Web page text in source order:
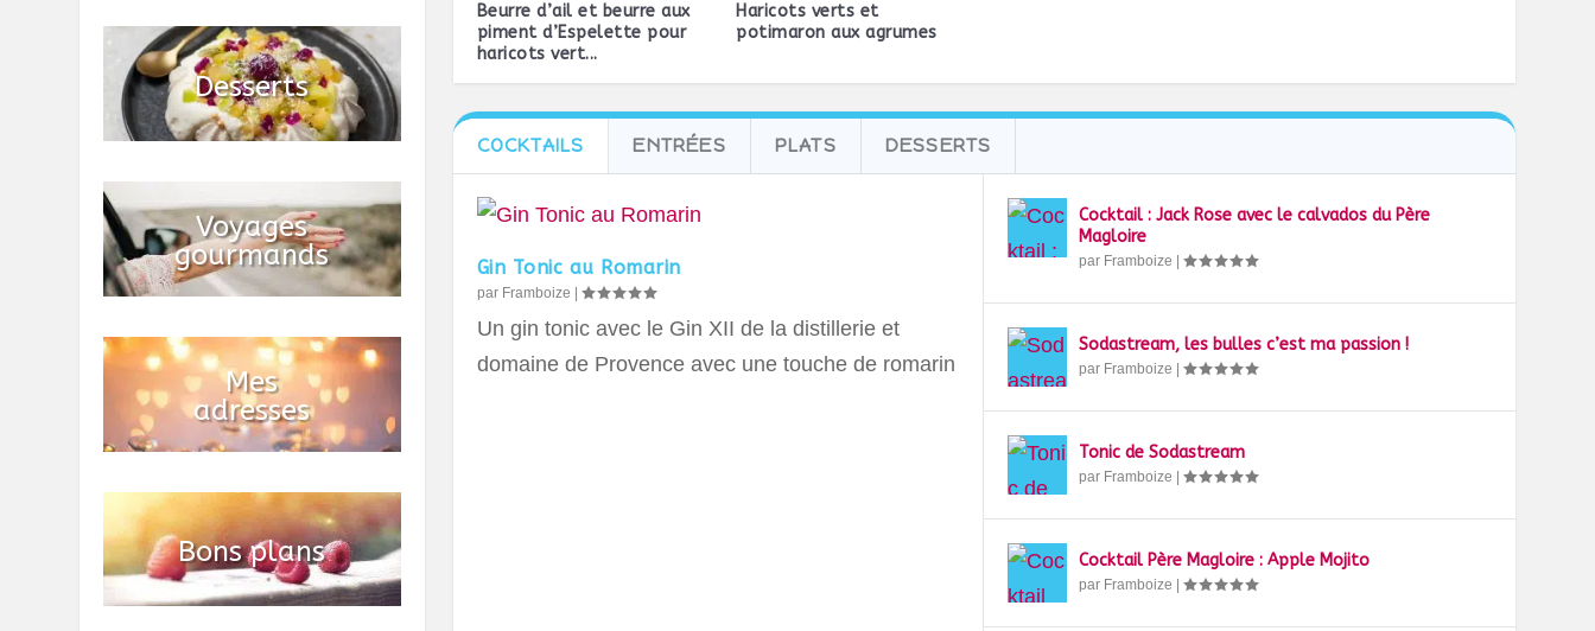
Beurre d’ail et beurre aux
piment d’Espelette pour
haricots vert...
Haricots verts et
potimaron aux agrumes
COCKTAILS ENTRÉES PLATS DESSERTS
Gin Tonic au Romarin
par Framboize
Un gin tonic avec le Gin XII de la distillerie et
domaine de Provence avec une touche de romarin
Cocktail : Jack Rose avec le calvados du Père
Magloire
par Framboize |
Sodastream, les bulles c’est ma passion !
par Framboize |
Tonic de Sodastream
par Framboize |
Cocktail Père Magloire : Apple Mojito
par Framboize |